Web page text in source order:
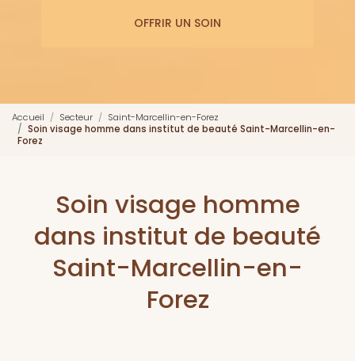
OFFRIR UN SOIN
Accueil Secteur
Saint-Marcellin-en-Forez
Soin visage homme dans institut de beauté Saint-Marcellin-en-
Forez
Soin visage homme
dans institut de beauté
Saint-Marcellin-en-
Forez